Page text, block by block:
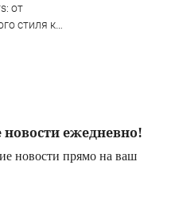
от
стиля к
ежедневно!
новости прямо на ваш